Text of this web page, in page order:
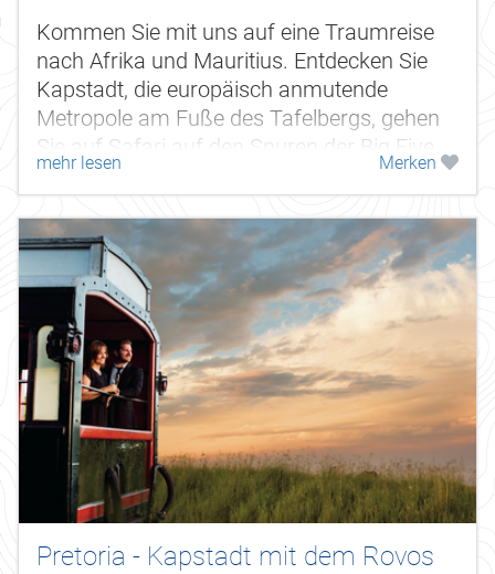
Kommen Sie mit uns auf eine Traumreise
nach Afrika und Mauritius. Entdecken Sie
Kapstadt, die europäisch anmutende
Metropole am Fuße des Tafelbergs, gehen
Sie auf Safari auf den Spuren der Big Five
im Timbavati Game Reserve & Krüger...
mehr lesen Merken
Pretoria - Kapstadt mit dem Rovos